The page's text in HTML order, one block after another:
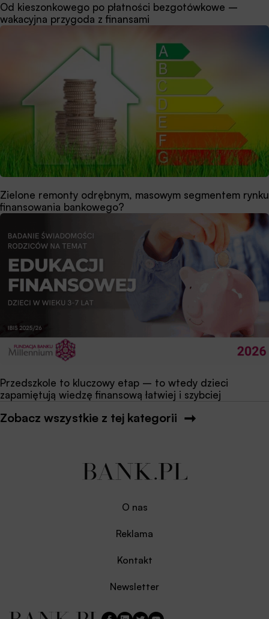
Od kieszonkowego po płatności bezgotówkowe –
wakacyjna przygoda z finansami
Zielone remonty odrębnym, masowym segmentem rynku
finansowania bankowego?
Przedszkole to kluczowy etap – to wtedy dzieci
zapamiętują wiedzę finansową łatwiej i szybciej
Zobacz wszystkie z tej kategorii
O nas
Reklama
Kontakt
Newsletter